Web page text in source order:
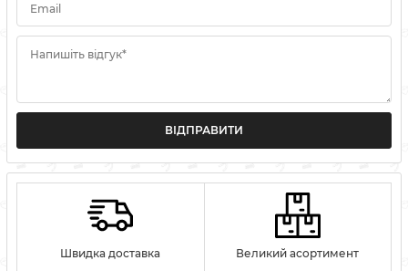
Email
Напишіть відгук*
ВІДПРАВИТИ
Швидка доставка Великий асортимент